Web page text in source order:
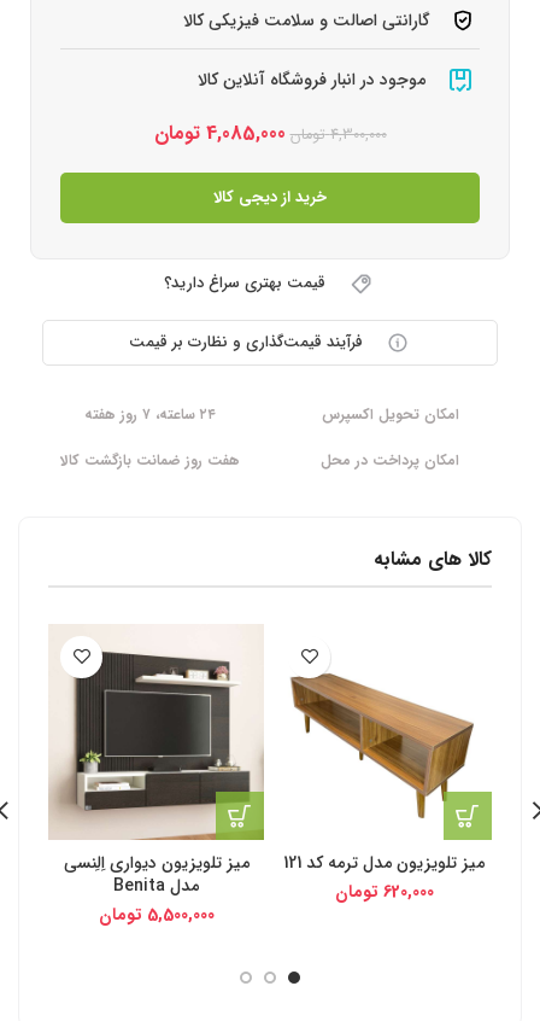
گارانتی اصالت و سلامت فیزیکی کالا
موجود در انبار فروشگاه آنلاین کالا
4,300,000 تومان 4,085,000 تومان
خرید از دیجی کالا
قیمت بهتری سراغ دارید؟
فرآیند قیمت‌گذاری و نظارت بر قیمت
امکان تحویل اکسپرس
۲۴ ساعته، ۷ روز هفته
امکان پرداخت در محل
هفت روز ضمانت بازگشت کالا
کالا های مشابه
میز تلویزیون مدل ترمه کد 121
620,000 تومان
میز تلویزیون دیواری اِلِنسی
مدل Benita
5,500,000 تومان